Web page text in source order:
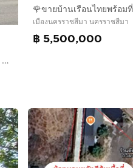
💥ขายออฟฟิศติดถนนช้างเผือกพร้อมบ้านชั้นเดียว เนื้อที่ 151 ตารางวา ทำเลดีติดถนนช้างเผือก เมืองนครราชสีมา
🌹ขายบ้านเรือนไทยพร้อม
เมืองนครราชสีมา นครราชสีมา
฿ 5,500,000